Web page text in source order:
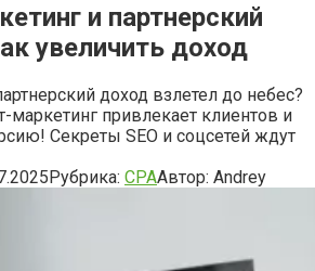
и партнерский
увеличить доход
доход взлетел до небес?
маркетинг привлекает клиентов и
Секреты SEO и соцсетей ждут
Рубрика: CPAАвтор: Andrey